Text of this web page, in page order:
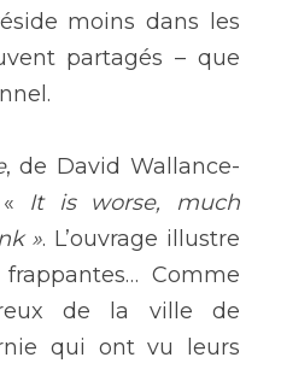
moins dans les
partagés – que
, de David Wallance-
It is worse, much
». L’ouvrage illustre
Comme
de la ville de
qui ont vu leurs